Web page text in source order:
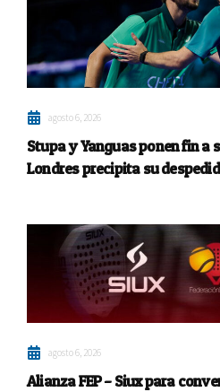
agosto 6, 2026
Stupa y Yanguas ponen fin a
Londres precipita su
agosto 6, 2026
Alianza FEP – Siux para